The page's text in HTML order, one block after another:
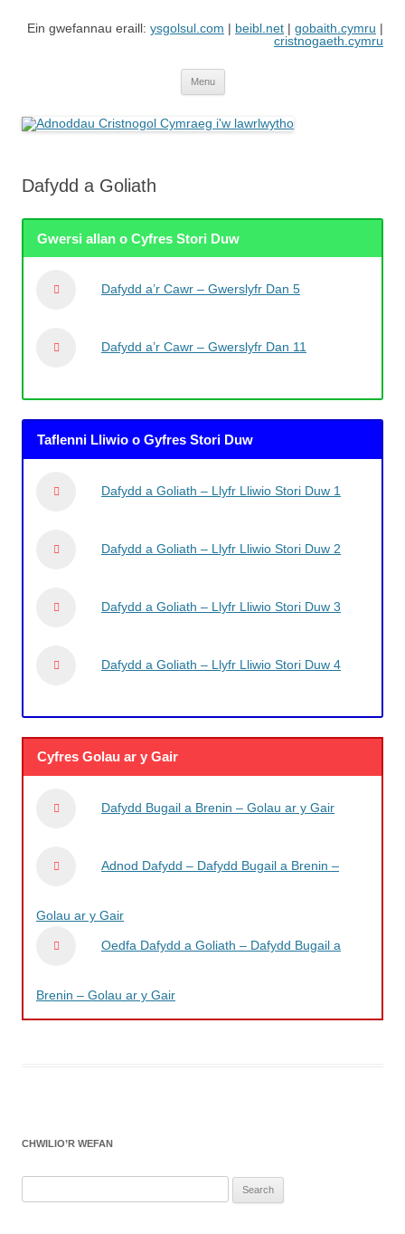
content
Ein gwefannau eraill: ysgolsul.com | beibl.net | gobaith.cymru |
cristnogaeth.cymru
lawrlwytho
adnoddau i'w lawrlwytho'n rhad ac am ddim
Menu
Dafydd a Goliath
Gwersi allan o Cyfres Stori Duw
Dafydd a’r Cawr – Gwerslyfr Dan 5
Dafydd a’r Cawr – Gwerslyfr Dan 11
Taflenni Lliwio o Gyfres Stori Duw
Dafydd a Goliath – Llyfr Lliwio Stori Duw 1
Dafydd a Goliath – Llyfr Lliwio Stori Duw 2
Dafydd a Goliath – Llyfr Lliwio Stori Duw 3
Dafydd a Goliath – Llyfr Lliwio Stori Duw 4
Cyfres Golau ar y Gair
Dafydd Bugail a Brenin – Golau ar y Gair
Adnod Dafydd – Dafydd Bugail a Brenin –
Golau ar y Gair
Oedfa Dafydd a Goliath – Dafydd Bugail a
Brenin – Golau ar y Gair
CHWILIO’R WEFAN